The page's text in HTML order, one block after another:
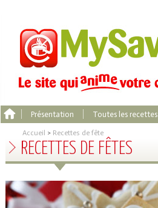
Présentation Toutes les recettes
Accueil > Recettes de fête
RECETTES DE FÊTES